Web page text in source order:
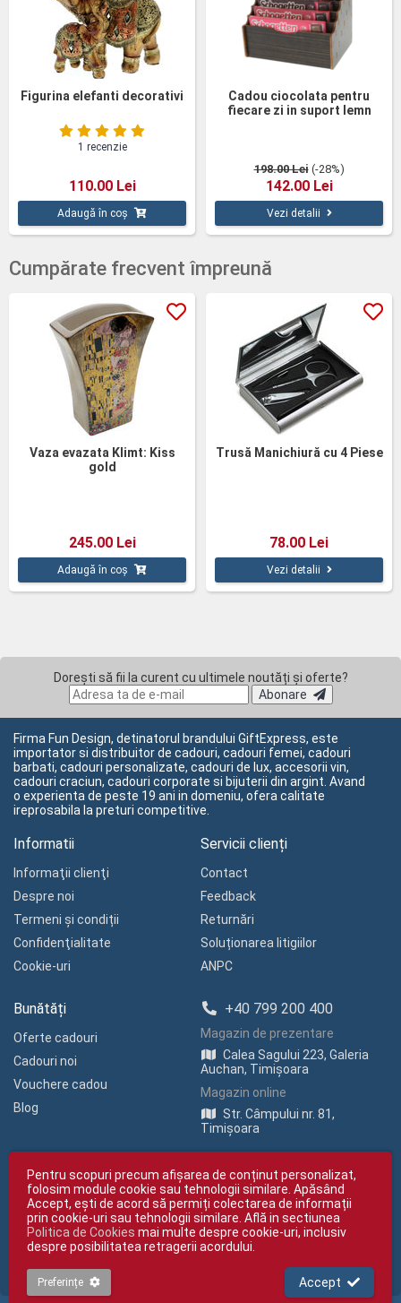
Figurina elefanti decorativi
1 recenzie
110.00 Lei
Adaugă în coș
Cadou ciocolata pentru
fiecare zi in suport lemn
198.00 Lei(-28%)
142.00 Lei
Vezi detalii
Cumpărate frecvent împreună
Vaza evazata Klimt: Kiss
gold
245.00 Lei
Adaugă în coș
Trusă Manichiură cu 4 Piese
78.00 Lei
Vezi detalii
Dorești să fii la curent cu ultimele noutăți și oferte?
Abonare
Firma Fun Design, detinatorul brandului GiftExpress, este
importator si distribuitor de cadouri, cadouri femei, cadouri
barbati, cadouri personalizate, cadouri de lux, accesorii vin,
cadouri craciun, cadouri corporate si bijuterii din argint. Avand
o experienta de peste 19 ani in domeniu, ofera calitate
ireprosabila la preturi competitive.
Informatii
Informaţii clienţi
Despre noi
Termeni și condiții
Confidenţialitate
Cookie-uri
Servicii clienți
Contact
Feedback
Returnări
Soluționarea litigiilor
ANPC
Bunătăți
Oferte cadouri
Cadouri noi
Vouchere cadou
Blog
+40 799 200 400
Magazin de prezentare
Calea Sagului 223, Galeria
Auchan, Timișoara
Magazin online
Str. Câmpului nr. 81,
Timișoara
Copyright © giftexpress.ro | Toate drepturile rezervate
giftexpress.ro aparține de Fun Design SRL (CUI RO 15651694, Nr. Reg. Com.
giftexpress.ro folosește cookie-uri. Prețurile afișate includ TVA
Pentru scopuri precum afișarea de conținut personalizat,
folosim module cookie sau tehnologii similare. Apăsând
Accept, ești de acord să permiți colectarea de informații
prin cookie-uri sau tehnologii similare. Află in sectiunea
Politica de Cookies mai multe despre cookie-uri, inclusiv
despre posibilitatea retragerii acordului.
Preferințe Accept